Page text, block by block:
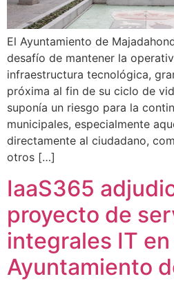
El Ayuntamiento de
desafío de mantener la
infraestructura tecnológica,
próxima al fin de su ciclo de
suponía un riesgo para la
municipales, especialmente
directamente al ciudadano,
otros […]
IaaS365
proyecto de
integrales IT en
Ayuntamiento